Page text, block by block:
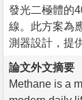
發光二極體的
線。此方案為
測器設計，提
論文外文摘要
Methane is a